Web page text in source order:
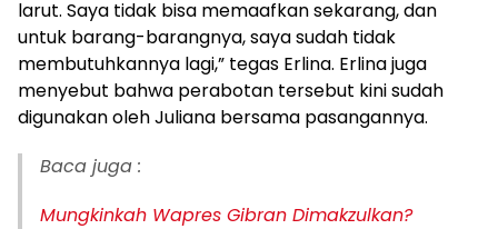
larut. Saya tidak bisa memaafkan sekarang, dan
untuk barang-barangnya, saya sudah tidak
membutuhkannya lagi,” tegas Erlina. Erlina juga
menyebut bahwa perabotan tersebut kini sudah
digunakan oleh Juliana bersama pasangannya.
Baca juga :
Mungkinkah Wapres Gibran Dimakzulkan?